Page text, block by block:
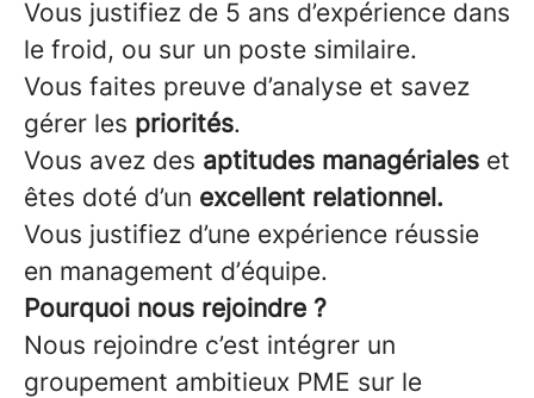
Vous justifiez de 5 ans d’expérience dans
le froid, ou sur un poste similaire.
Vous faites preuve d’analyse et savez
gérer les priorités.
Vous avez des aptitudes managériales et
êtes doté d’un excellent relationnel.
Vous justifiez d’une expérience réussie
en management d’équipe.
Pourquoi nous rejoindre ?
Nous rejoindre c’est intégrer un
groupement ambitieux PME sur le